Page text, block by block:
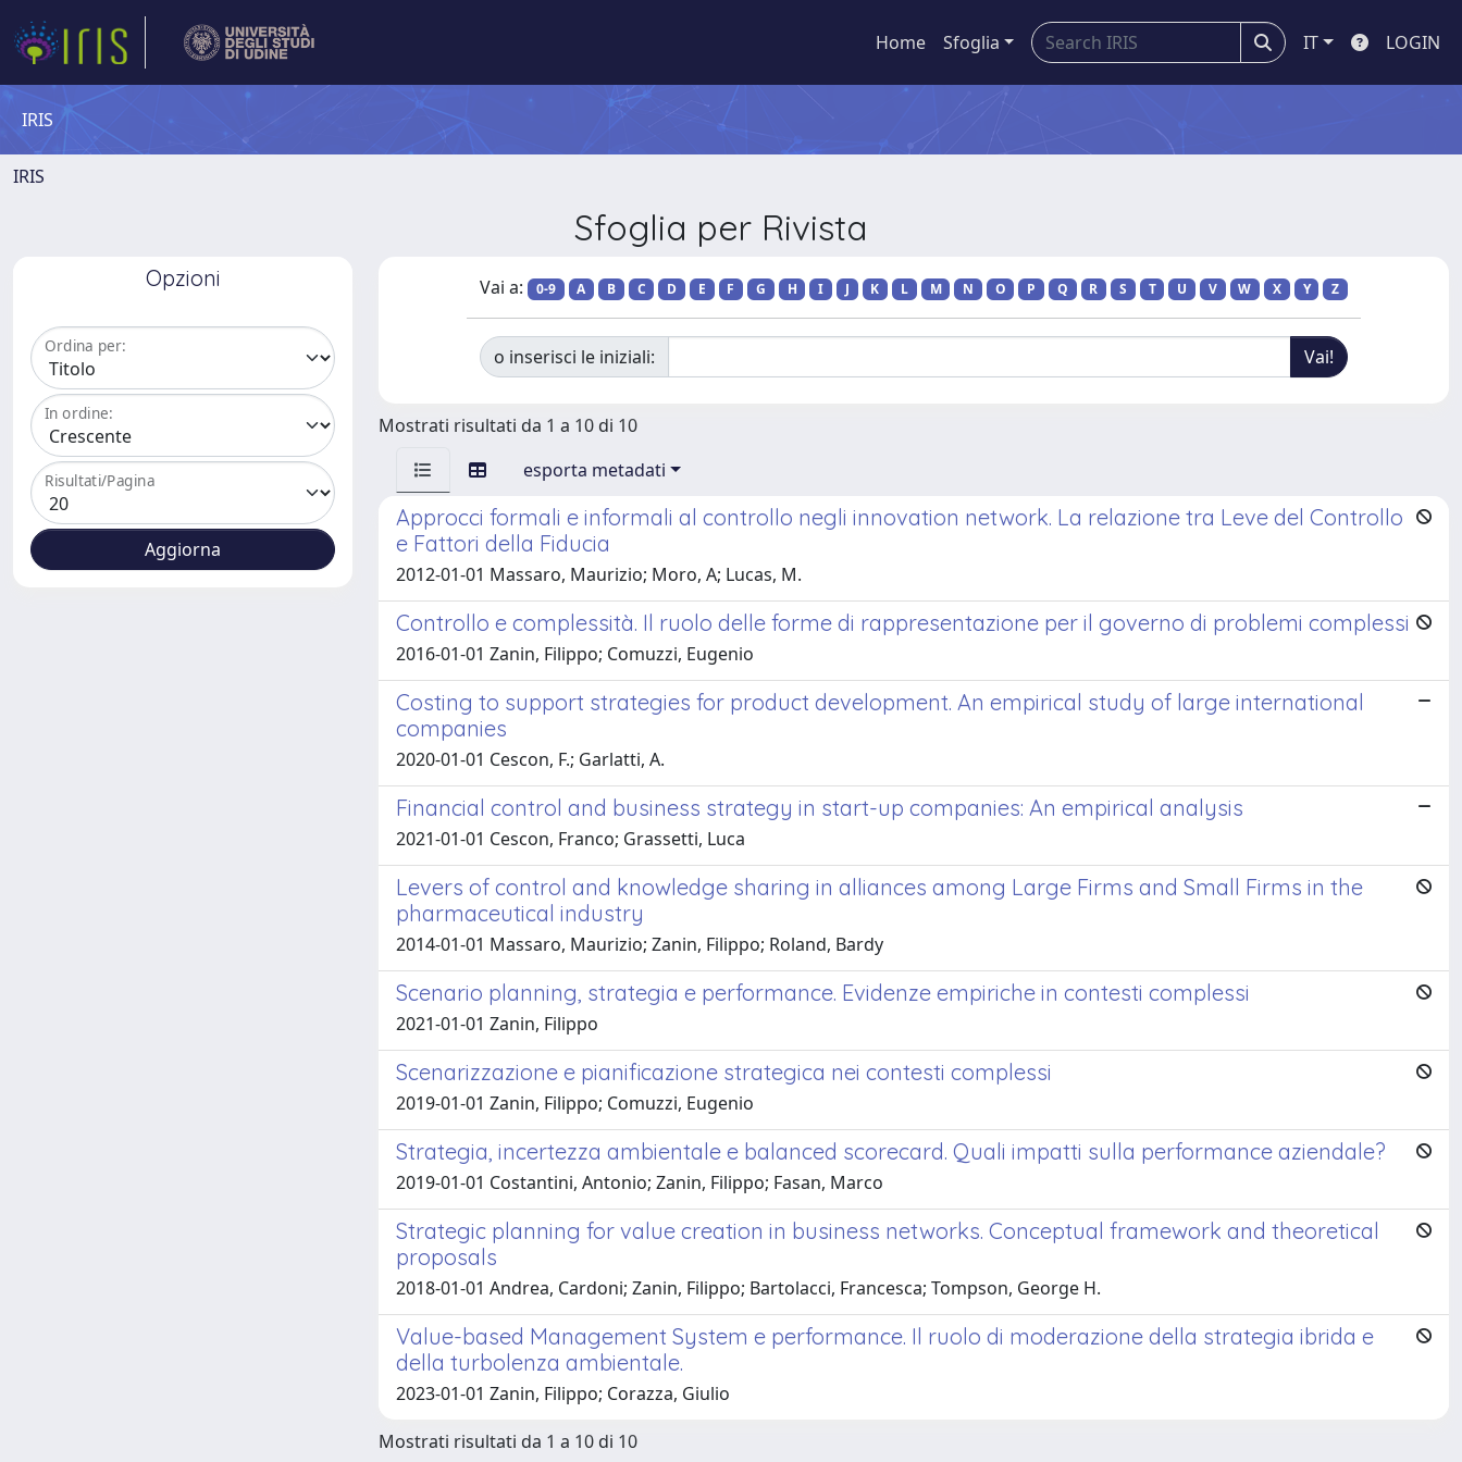
Home Sfoglia IT LOGIN
IRIS
IRIS
Sfoglia per Rivista
Opzioni
Ordina per:
In ordine:
Risultati/Pagina
Vai a: 0-9 A B C D E F G H I J K L M N O P Q R S T U V W X Y Z
o inserisci le iniziali:
Mostrati risultati da 1 a 10 di 10
esporta metadati
Approcci formali e informali al controllo negli innovation network. La relazione tra Leve del Controllo
e Fattori della Fiducia
2012-01-01 Massaro, Maurizio; Moro, A; Lucas, M.
Controllo e complessità. Il ruolo delle forme di rappresentazione per il governo di problemi complessi
2016-01-01 Zanin, Filippo; Comuzzi, Eugenio
Costing to support strategies for product development. An empirical study of large international
companies
2020-01-01 Cescon, F.; Garlatti, A.
Financial control and business strategy in start-up companies: An empirical analysis
2021-01-01 Cescon, Franco; Grassetti, Luca
Levers of control and knowledge sharing in alliances among Large Firms and Small Firms in the
pharmaceutical industry
2014-01-01 Massaro, Maurizio; Zanin, Filippo; Roland, Bardy
Scenario planning, strategia e performance. Evidenze empiriche in contesti complessi
2021-01-01 Zanin, Filippo
Scenarizzazione e pianificazione strategica nei contesti complessi
2019-01-01 Zanin, Filippo; Comuzzi, Eugenio
Strategia, incertezza ambientale e balanced scorecard. Quali impatti sulla performance aziendale?
2019-01-01 Costantini, Antonio; Zanin, Filippo; Fasan, Marco
Strategic planning for value creation in business networks. Conceptual framework and theoretical
proposals
2018-01-01 Andrea, Cardoni; Zanin, Filippo; Bartolacci, Francesca; Tompson, George H.
Value-based Management System e performance. Il ruolo di moderazione della strategia ibrida e
della turbolenza ambientale.
2023-01-01 Zanin, Filippo; Corazza, Giulio
Mostrati risultati da 1 a 10 di 10